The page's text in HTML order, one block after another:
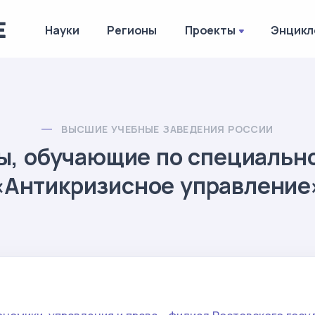
Науки Регионы Проекты
ВЫСШИЕ УЧЕБНЫЕ ЗАВЕДЕНИЯ РОССИИ
обучающие по